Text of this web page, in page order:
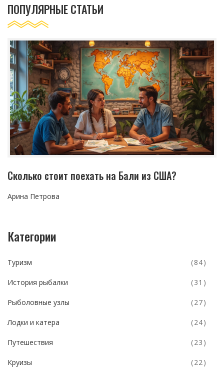
ПОПУЛЯРНЫЕ СТАТЬИ
Сколько стоит поехать на Бали из США?
Арина Петрова
Категории
Туризм (84)
История рыбалки (31)
Рыболовные узлы (27)
Лодки и катера (24)
Путешествия (23)
Круизы (22)